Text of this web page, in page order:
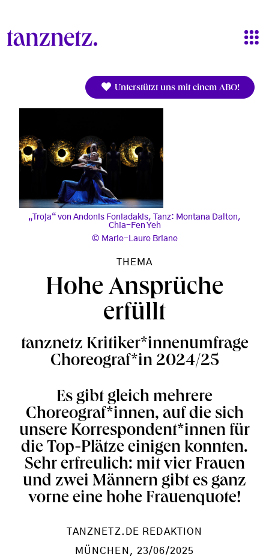
Unterstützt uns mit einem ABO!
„Troja“ von Andonis Foniadakis, Tanz: Montana Dalton,
Chia-Fen Yeh
Marie-Laure Briane
THEMA
Hohe Ansprüche
erfüllt
tanznetz Kritiker*innenumfrage
Choreograf*in 2024/25
Es gibt gleich mehrere
Choreograf*innen, auf die sich
unsere Korrespondent*innen für
die Top-Plätze einigen konnten.
Sehr erfreulich: mit vier Frauen
und zwei Männern gibt es ganz
vorne eine hohe Frauenquote!
TANZNETZ.DE REDAKTION
MÜNCHEN , 23/06/2025